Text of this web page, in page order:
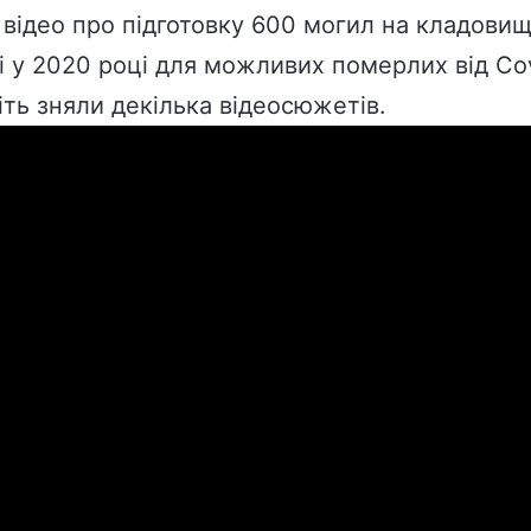
про підготовку 600 могил на
у 2020 році для можливих померлих від
зняли декілька відеосюжетів.